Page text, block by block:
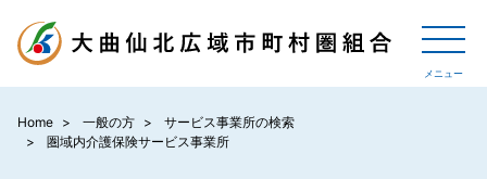
Home 一般の方
サービス事業所の検索
圏域内介護保険サービス事業所